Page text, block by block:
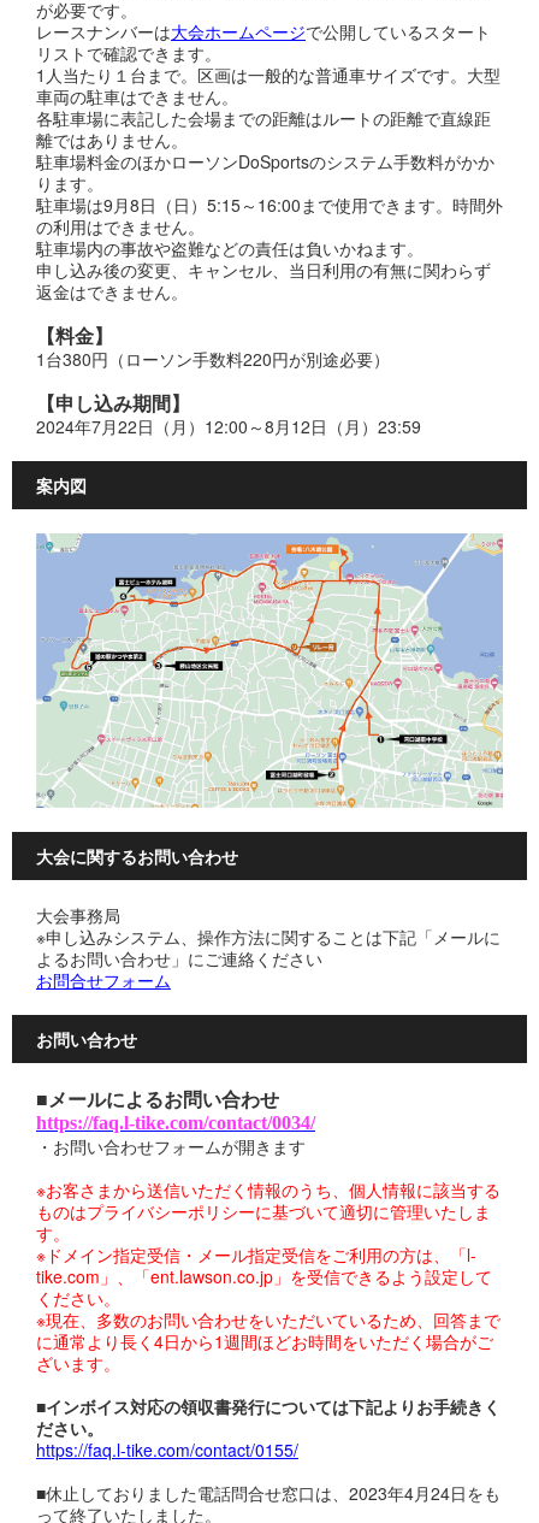
が必要です。
レースナンバーは大会ホームページで公開しているスタート
リストで確認できます。
1人当たり１台まで。区画は一般的な普通車サイズです。大型
車両の駐車はできません。
各駐車場に表記した会場までの距離はルートの距離で直線距
離ではありません。
駐車場料金のほかローソンDoSportsのシステム手数料がかか
ります。
駐車場は9月8日（日）5:15～16:00まで使用できます。時間外
の利用はできません。
駐車場内の事故や盗難などの責任は負いかねます。
申し込み後の変更、キャンセル、当日利用の有無に関わらず
返金はできません。
【料金】
1台380円（ローソン手数料220円が別途必要）
【申し込み期間】
2024年7月22日（月）12:00～8月12日（月）23:59
案内図
大会に関するお問い合わせ
大会事務局
※申し込みシステム、操作方法に関することは下記「メールに
よるお問い合わせ」にご連絡ください
お問合せフォーム
お問い合わせ
■メールによるお問い合わせ
https://faq.l-tike.com/contact/0034/
・お問い合わせフォームが開きます
※お客さまから送信いただく情報のうち、個人情報に該当する
ものはプライバシーポリシーに基づいて適切に管理いたしま
す。
※ドメイン指定受信・メール指定受信をご利用の方は、「l-
tike.com」、「ent.lawson.co.jp」を受信できるよう設定して
ください。
※現在、多数のお問い合わせをいただいているため、回答まで
に通常より長く4日から1週間ほどお時間をいただく場合がご
ざいます。
■インボイス対応の領収書発行については下記よりお手続きく
ださい。
https://faq.l-tike.com/contact/0155/
■休止しておりました電話問合せ窓口は、2023年4月24日をも
って終了いたしました。